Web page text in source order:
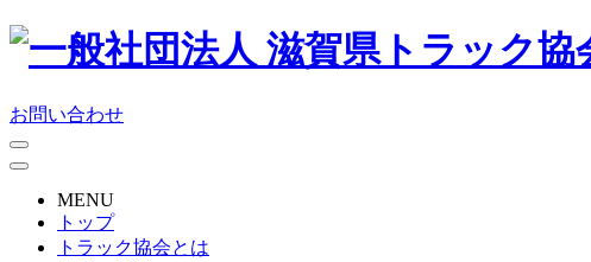
お問い合わせ
MENU
トップ
トラック協会とは